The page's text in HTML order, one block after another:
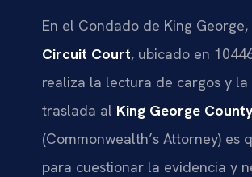
En el Condado de King
Circuit Court, ubicado en
realiza la lectura de cargos y la
traslada al King George
(Commonwealth’s Attorney)
para cuestionar la evidencia y